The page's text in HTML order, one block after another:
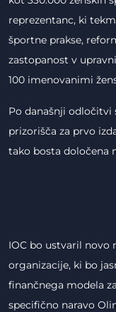
reprezentanc, ki
športne prakse,
zastopanost v
100 imenovanimi
Po današnji odločitvi
prizorišča za prvo
tako bosta določena
IOC bo ustvaril novo
organizacije, ki bo
finančnega modela
specifično naravo